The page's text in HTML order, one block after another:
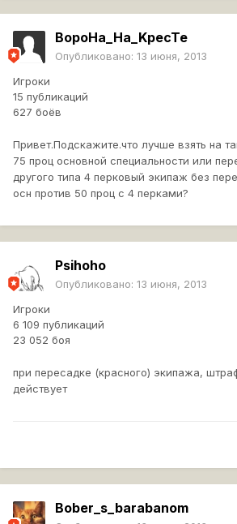
BopoHa_Ha_KpecTe
Опубликовано: 13 июня, 2013
Игроки
15 публикаций
627 боёв
Привет.Подскажите.что лучше взять на
75 проц основной специальности или
другого типа 4 перковый экипаж без
осн против 50 проц с 4 перками?
Psihoho
Опубликовано: 13 июня, 2013
Игроки
6 109 публикаций
23 052 боя
при пересадке (красного) экипажа,
действует
Bober_s_barabanom